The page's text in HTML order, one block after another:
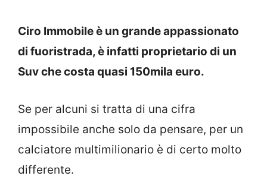
Ciro Immobile è un grande appassionato
di fuoristrada, è infatti proprietario di un
Suv che costa quasi 150mila euro.
Se per alcuni si tratta di una cifra
impossibile anche solo da pensare, per un
calciatore multimilionario è di certo molto
differente.